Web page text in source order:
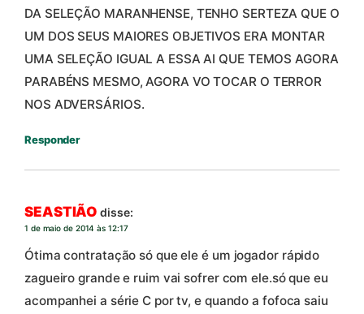
DA SELEÇÃO MARANHENSE, TENHO SERTEZA QUE O
UM DOS SEUS MAIORES OBJETIVOS ERA MONTAR
UMA SELEÇÃO IGUAL A ESSA AI QUE TEMOS AGORA
PARABÉNS MESMO, AGORA VO TOCAR O TERROR
NOS ADVERSÁRIOS.
Responder
SEASTIÃO disse:
1 de maio de 2014 às 12:17
Ótima contratação só que ele é um jogador rápido
zagueiro grande e ruim vai sofrer com ele.só que eu
acompanhei a série C por tv, e quando a fofoca saiu